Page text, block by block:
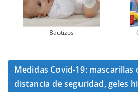
Bautizos
Medidas Covid-19:
distancia de seguridad, geles